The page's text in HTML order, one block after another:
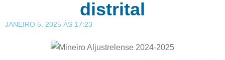
distrital
JANEIRO 5, 2025 ÀS 17:23